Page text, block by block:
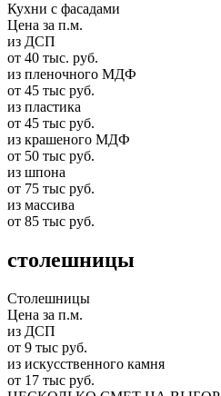
Кухни с фасадами
Цена за п.м.
из ДСП
от 40 тыс. руб.
из пленочного МДФ
от 45 тыс руб.
из пластика
от 45 тыс руб.
из крашеного МДФ
от 50 тыс руб.
из шпона
от 75 тыс руб.
из массива
от 85 тыс руб.
столешницы
Столешницы
Цена за п.м.
из ДСП
от 9 тыс руб.
из искусственного камня
от 17 тыс руб.